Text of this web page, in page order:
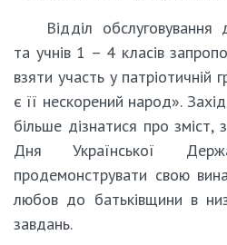
Відділ обслуговування
та учнів 1 – 4 класів
взяти участь у патріотичній
є її нескорений народ».
більше дізнатися про
Дня Української
продемонструвати свою
любов до батьківщини в
завдань.